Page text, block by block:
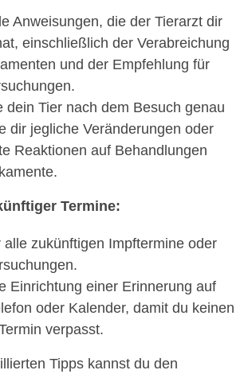
Anweisungen, die der Tierarzt dir
einschließlich der Verabreichung
und der Empfehlung für
dein Tier nach dem Besuch genau
dir jegliche Veränderungen oder
Reaktionen auf Behandlungen
Termine:
alle zukünftigen Impftermine oder
Einrichtung einer Erinnerung auf
oder Kalender, damit du keinen
verpasst.
Tipps kannst du den